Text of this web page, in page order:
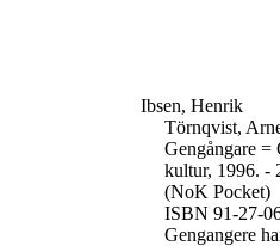
Ibsen, Henrik
Törnqvist,
Gengångare =
kultur, 1996. -
(NoK Pocket)
ISBN 91-27-
Gengangere